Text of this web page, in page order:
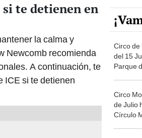
si te detienen en
la calma y
Newcomb recomienda
A continuación, te
ICE si te detienen
Circo de
del 15
Parque
Circo
de Julio
Círculo